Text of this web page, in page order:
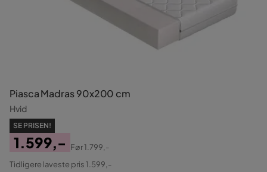
Piasca Madras 90x200 cm
Hvid
SE PRISEN!
Pris
1.599,-
Original
Før1.799,-
Tidligere laveste pris 1.599,-